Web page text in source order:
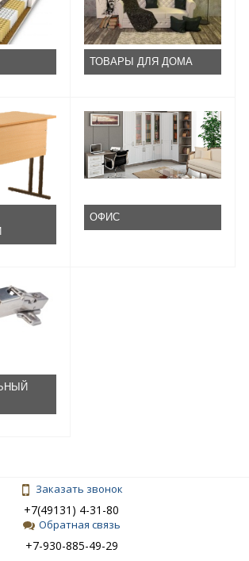
ТОВАРЫ ДЛЯ ДОМА
ОФИС
Заказать звонок
+7(49131) 4-31-80
Обратная связь
+7-930-885-49-29